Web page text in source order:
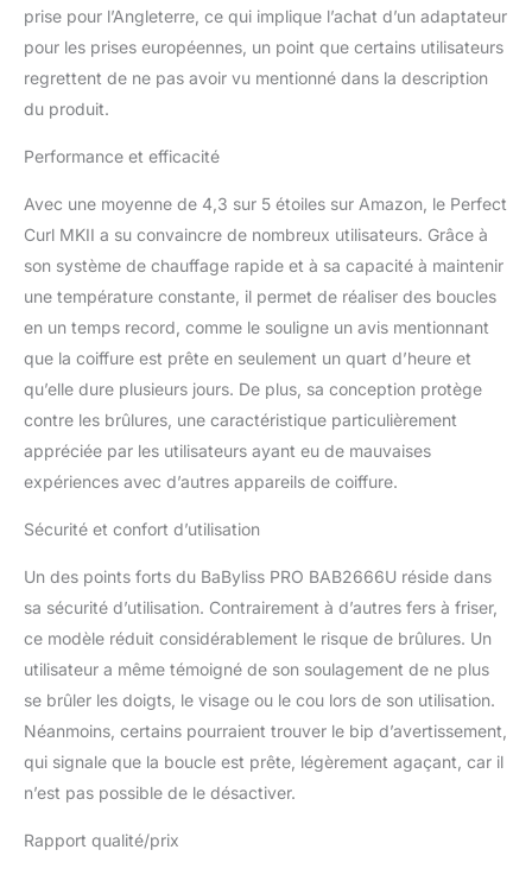
Chambre à friser en
céramique Réglages de
température : 230 ˚C,
200 ˚C, 180 ˚C.
prise pour l’Angleterre, ce qui implique l’achat d’un adaptateur
pour les prises européennes, un point que certains utilisateurs
regrettent de ne pas avoir vu mentionné dans la description
du produit.
Performance et efficacité
Avec une moyenne de 4,3 sur 5 étoiles sur Amazon, le Perfect
Curl MKII a su convaincre de nombreux utilisateurs. Grâce à
son système de chauffage rapide et à sa capacité à maintenir
une température constante, il permet de réaliser des boucles
en un temps record, comme le souligne un avis mentionnant
que la coiffure est prête en seulement un quart d’heure et
qu’elle dure plusieurs jours. De plus, sa conception protège
contre les brûlures, une caractéristique particulièrement
appréciée par les utilisateurs ayant eu de mauvaises
expériences avec d’autres appareils de coiffure.
Sécurité et confort d’utilisation
Un des points forts du BaByliss PRO BAB2666U réside dans
sa sécurité d’utilisation. Contrairement à d’autres fers à friser,
ce modèle réduit considérablement le risque de brûlures. Un
utilisateur a même témoigné de son soulagement de ne plus
se brûler les doigts, le visage ou le cou lors de son utilisation.
Néanmoins, certains pourraient trouver le bip d’avertissement,
qui signale que la boucle est prête, légèrement agaçant, car il
n’est pas possible de le désactiver.
Rapport qualité/prix